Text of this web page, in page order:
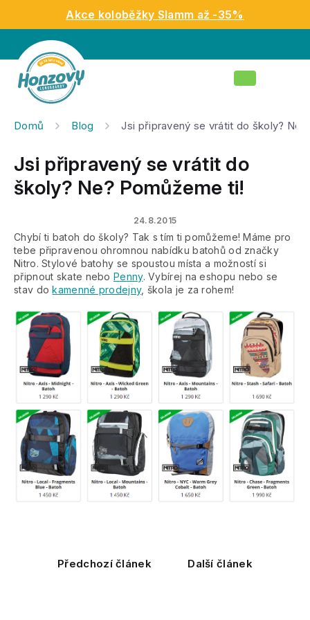
obsah
Akce koloběžky Slamm až -35%
Nákupní
Domů Blog Jsi připravený se vrátit do školy?
Jsi připravený se vrátit do
školy? Ne? Pomůžeme ti!
24.8.2015
Chybí ti batoh do školy? Tak s tím ti pomůžeme! Máme pro
tebe připravenou ohromnou nabídku batohů od značky
Nitro. Stylové batohy se spoustou místa a možností si
připnout skate neboPenny. Vybírej na eshopu nebo se
stav dokamenné prodejny, škola je za rohem!
Předchozí článek Další článek